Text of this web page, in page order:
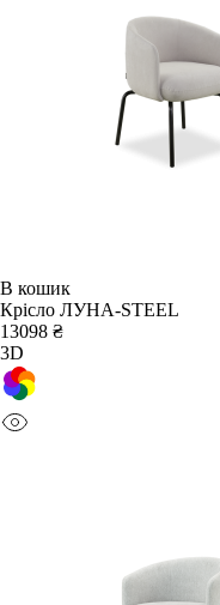
В кошик
Крісло ЛУНА-STEEL
13098 ₴
3D